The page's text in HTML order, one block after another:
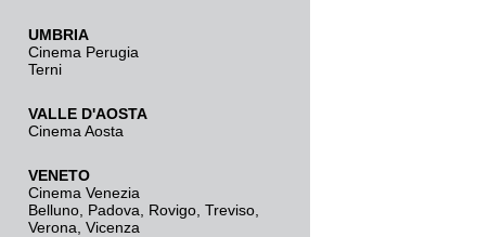
UMBRIA
Cinema Perugia
Terni
VALLE D'AOSTA
Cinema Aosta
VENETO
Cinema Venezia
Belluno Padova Rovigo Treviso
Verona Vicenza